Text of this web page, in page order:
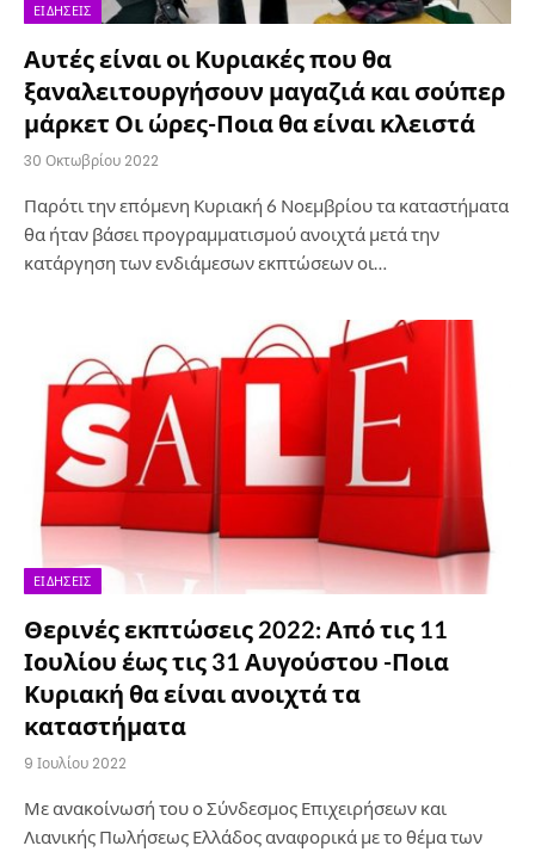
ΕΙΔΉΣΕΙΣ
Αυτές είναι οι Κυριακές που θα
ξαναλειτουργήσουν μαγαζιά και σούπερ
μάρκετ Οι ώρες-Ποια θα είναι κλειστά
30 Οκτωβρίου 2022
Παρότι την επόμενη Κυριακή 6 Νοεμβρίου τα καταστήματα
θα ήταν βάσει προγραμματισμού ανοιχτά μετά την
κατάργηση των ενδιάμεσων εκπτώσεων οι…
ΕΙΔΉΣΕΙΣ
Θερινές εκπτώσεις 2022: Από τις 11
Ιουλίου έως τις 31 Αυγούστου -Ποια
Κυριακή θα είναι ανοιχτά τα
καταστήματα
9 Ιουλίου 2022
Με ανακοίνωσή του ο Σύνδεσμος Επιχειρήσεων και
Λιανικής Πωλήσεως Ελλάδος αναφορικά με το θέμα των